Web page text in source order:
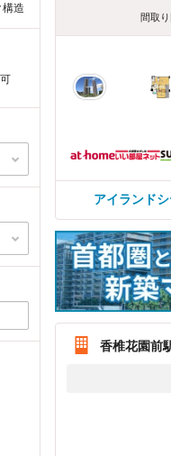
構造
間取り
アイランド
香椎花園前